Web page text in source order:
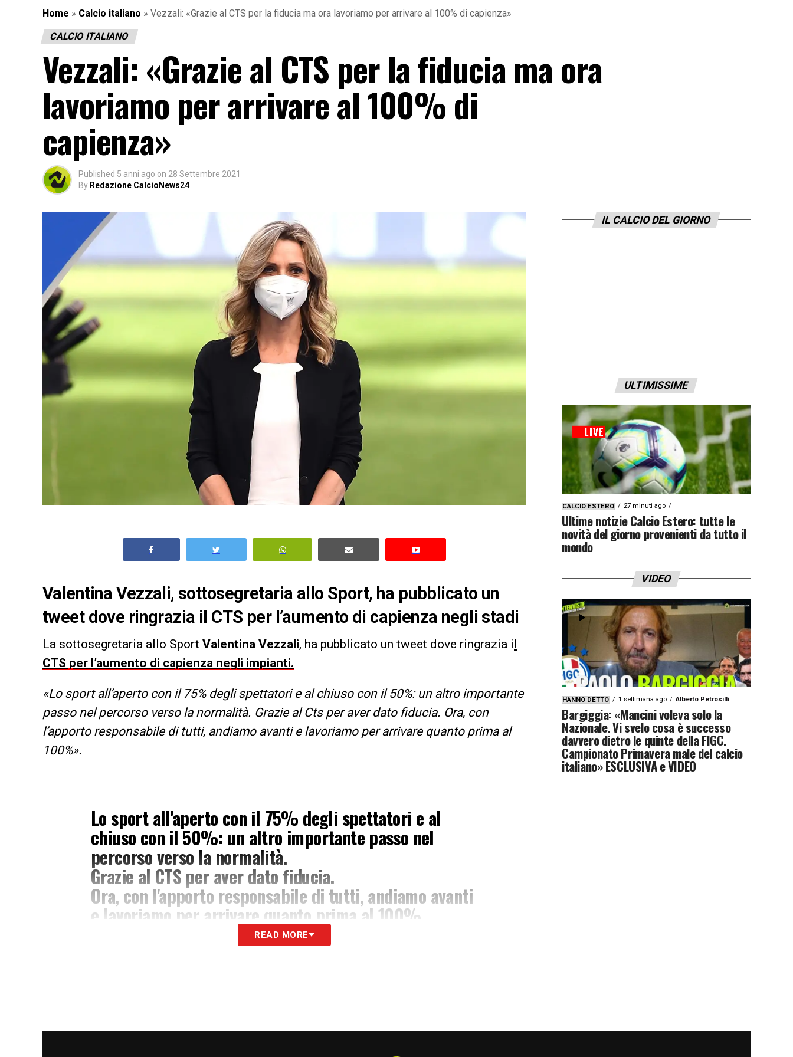
Home » Calcio italiano » Vezzali: «Grazie al CTS per la fiducia ma ora lavoriamo per arrivare al 100% di capienza»
CALCIO ITALIANO
Vezzali: «Grazie al CTS per la fiducia ma ora
lavoriamo per arrivare al 100% di
capienza»
Published 5 anni ago on 28 Settembre 2021
By Redazione CalcioNews24
Valentina Vezzali, sottosegretaria allo Sport, ha pubblicato un
tweet dove ringrazia il CTS per l’aumento di capienza negli stadi
La sottosegretaria allo Sport Valentina Vezzali, ha pubblicato un tweet dove ringrazia il
CTS per l’aumento di capienza negli impianti.
«Lo sport all’aperto con il 75% degli spettatori e al chiuso con il 50%: un altro importante
passo nel percorso verso la normalità. Grazie al Cts per aver dato fiducia. Ora, con
l’apporto responsabile di tutti, andiamo avanti e lavoriamo per arrivare quanto prima al
100%».
Lo sport all'aperto con il 75% degli spettatori e al
chiuso con il 50%: un altro importante passo nel
percorso verso la normalità.
Grazie al CTS per aver dato fiducia.
Ora, con l'apporto responsabile di tutti, andiamo avanti
e lavoriamo per arrivare quanto prima al 100%
— Valentina Vezzali (@VVezzali)September 28, 2021
READ MORE
IL CALCIO DEL GIORNO
ULTIMISSIME
CALCIO ESTERO 27 minuti ago
Ultime notizie Calcio Estero: tutte le
novità del giorno provenienti da tutto il
mondo
VIDEO
HANNO DETTO 1 settimana ago Alberto Petrosilli
Bargiggia: «Mancini voleva solo la
Nazionale. Vi svelo cosa è successo
davvero dietro le quinte della FIGC.
Campionato Primavera male del calcio
italiano» ESCLUSIVA e VIDEO